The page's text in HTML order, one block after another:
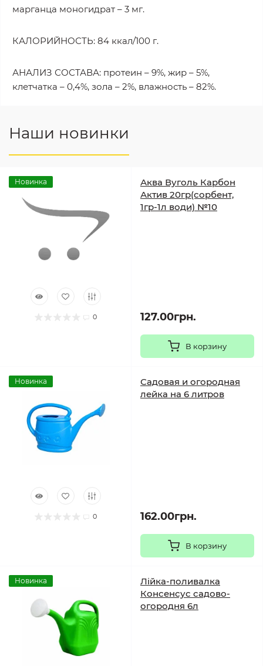
марганца моногидрат – 3 мг.
КАЛОРИЙНОСТЬ: 84 ккал/100 г.
АНАЛИЗ СОСТАВА: протеин – 9%, жир – 5%,
клетчатка – 0,4%, зола – 2%, влажность – 82%.
Наши новинки
Новинка
0
Аква Вуголь Карбон
Актив 20гр(сорбент,
1гр-1л води) №10
127.00грн.
В корзину
Новинка
0
Садовая и огородная
лейка на 6 литров
162.00грн.
В корзину
Новинка
Лійка-поливалка
Консенсус садово-
огородня 6л